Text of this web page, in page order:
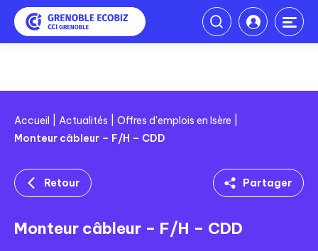
Accueil Actualités
Offres d'emplois en Isère
Monteur câbleur – F/H – CDD
Retour Partager
Monteur câbleur – F/H – CDD